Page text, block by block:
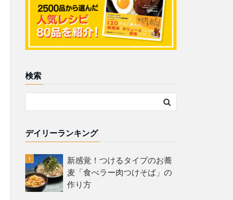
検索
デイリーランキング
新感覚！つけるタイプのお蕎
麦「食べラー肉つけそば」の
作り方